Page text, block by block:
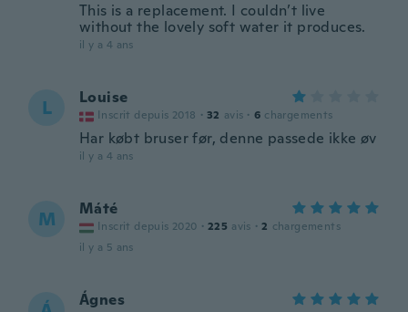
This is a replacement. I couldn’t live
without the lovely soft water it produces.
il y a 4 ans
L Louise
Inscrit depuis 2018 · 32 avis · 6 chargements
Har købt bruser før, denne passede ikke øv
il y a 4 ans
M Máté
Inscrit depuis 2020 · 225 avis · 2 chargements
il y a 5 ans
Ágnes